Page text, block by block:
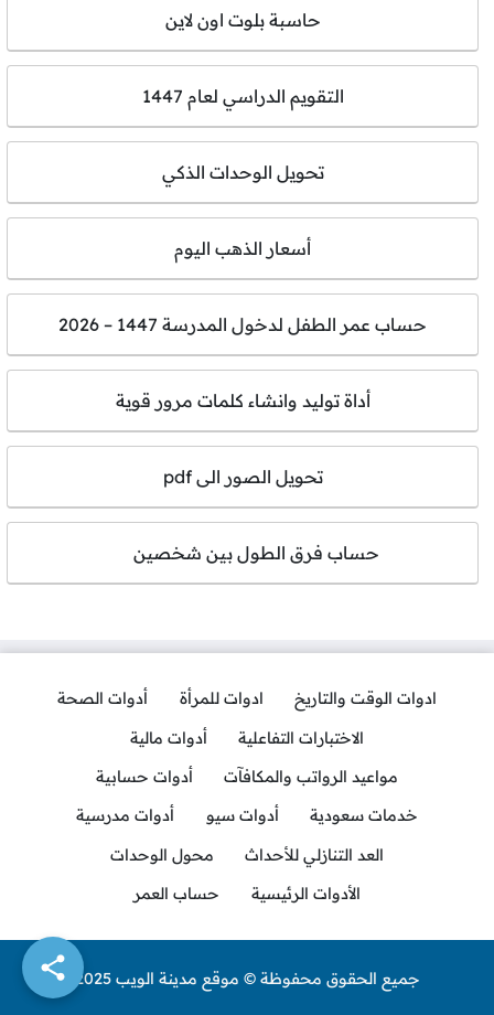
حاسبة بلوت اون لاين
التقويم الدراسي لعام 1447
تحويل الوحدات الذكي
أسعار الذهب اليوم
حساب عمر الطفل لدخول المدرسة 1447 – 2026
أداة توليد وانشاء كلمات مرور قوية
تحويل الصور الى pdf
حساب فرق الطول بين شخصين
ادوات الوقت والتاريخ ادوات للمرأة
أدوات الصحة
الاختبارات التفاعلية
أدوات مالية
مواعيد الرواتب والمكافآت
أدوات حسابية
خدمات سعودية
أدوات سيو
أدوات مدرسية
العد التنازلي للأحداث
محول الوحدات
الأدوات الرئيسية
حساب العمر
جميع الحقوق محفوظة © موقع مدينة الويب 2025